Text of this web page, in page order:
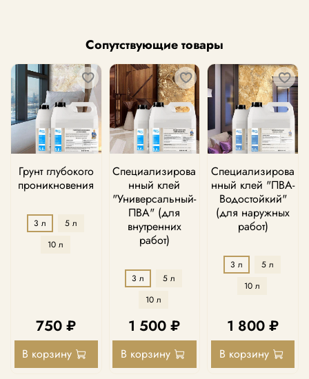
Сопутствующие товары
Грунт глубокого
проникновения
3 л
5 л
10 л
750 ₽
В корзину
Специализирова
нный клей
"Универсальный-
ПВА" (для
внутренних
работ)
3 л
5 л
10 л
1 500 ₽
В корзину
Специализирова
нный клей "ПВА-
Водостойкий"
(для наружных
работ)
3 л
5 л
10 л
1 800 ₽
В корзину